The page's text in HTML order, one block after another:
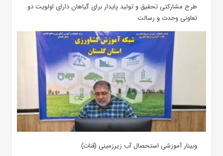
طرح مشارکتی تحقیق و تولید پایدار برای گیاهان دارای اولویت دو
تعاونی وحدت و رسالت
وبینار آموزشی استحصال آب زیرزمینی (قنات)